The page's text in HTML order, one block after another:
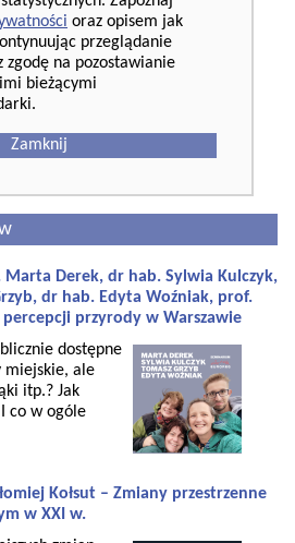
oraz opisem jak
przeglądanie
zgodę na pozostawianie
bieżącymi
Zamknij
Derek, dr hab. Sylwia Kulczyk,
dr hab. Edyta Woźniak, prof.
percepcji przyrody w Warszawie
dostępne
miejskie, ale
itp.? Jak
co w ogóle
Kołsut – Zmiany przestrzenne
w XXI w.